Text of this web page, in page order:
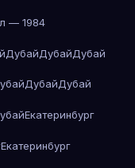
— 1984
ДубайДубайДубай
ДубайДубай
Екатеринбург
Екатеринбург